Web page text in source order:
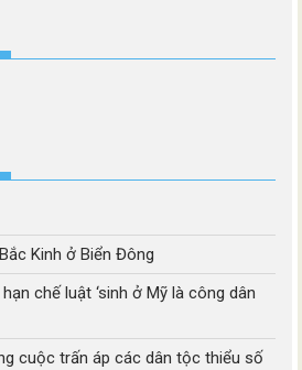
Kinh ở Biển Đông
chế luật ‘sinh ở Mỹ là công dân
cuộc trấn áp các dân tộc thiểu số